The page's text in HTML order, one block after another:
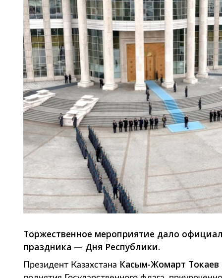
Торжественное мероприятие дало
праздника — Дня Республики.
Президент Казахстана Касым-Жомарт Токаев